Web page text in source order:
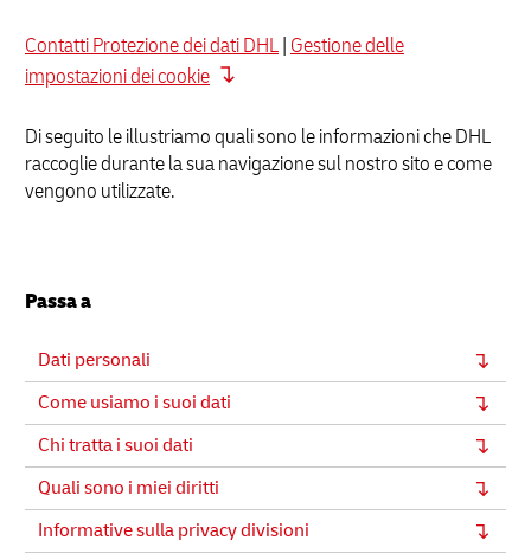
Contatti Protezione dei dati DHL| Gestione delle
impostazioni dei cookie
Di seguito le illustriamo quali sono le informazioni che DHL
raccoglie durante la sua navigazione sul nostro sito e come
vengono utilizzate.
Passa a
Dati personali
Come usiamo i suoi dati
Chi tratta i suoi dati
Quali sono i miei diritti
Informative sulla privacy divisioni